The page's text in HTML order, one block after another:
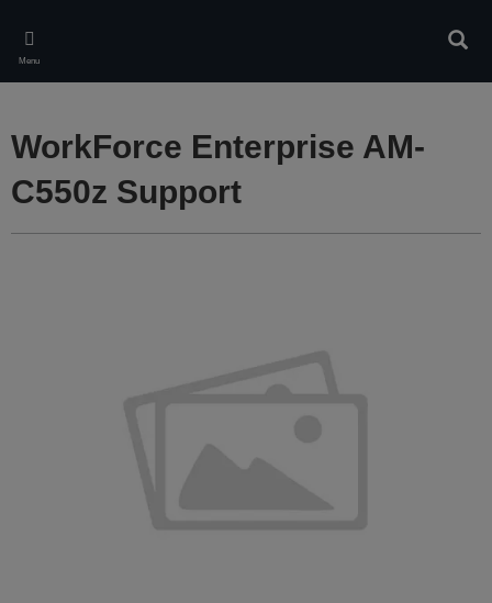
main
content
Menu
WorkForce Enterprise AM-
C550z Support